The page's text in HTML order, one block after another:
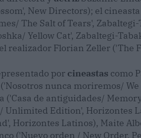
New Directors); el
The Salt of Tears',
Yellow Cat', Zabaltegi-
realizador Florian Zeller ('The
por cineastas como
nunca moriremos/
('Casa de antiguidades/
Edition', Horizontes
Horizontes Latinos), Maite
('Nuevo orden / New Order,